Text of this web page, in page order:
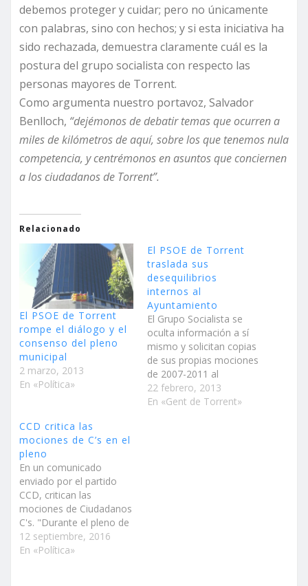
debemos proteger y cuidar; pero no únicamente
con palabras, sino con hechos; y si esta iniciativa ha
sido rechazada, demuestra claramente cuál es la
postura del grupo socialista con respecto las
personas mayores de Torrent.
Como argumenta nuestro portavoz, Salvador
Benlloch, “dejémonos de debatir temas que ocurren a
miles de kilómetros de aquí, sobre los que tenemos nula
competencia, y centrémonos en asuntos que conciernen
a los ciudadanos de Torrent”.
Relacionado
El PSOE de Torrent
rompe el diálogo y el
consenso del pleno
municipal
2 marzo, 2013
En «Política»
El PSOE de Torrent
traslada sus
desequilibrios
internos al
Ayuntamiento
El Grupo Socialista se
oculta información a sí
mismo y solicitan copias
de sus propias mociones
de 2007-2011 al
Ayuntamiento El PSOE
no solo está dividido
22 febrero, 2013
En «Gent de Torrent»
CCD critica las
mociones de C’s en el
pleno
En un comunicado
enviado por el partido
CCD, critican las
mociones de Ciudadanos
C's. "Durante el pleno de
ayer día 8, el equipo de
Ciudadanos mostró
12 septiembre, 2016
En «Política»